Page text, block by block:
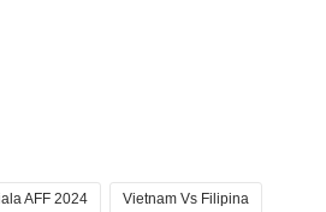
AFF 2024 Vietnam Vs Filipina